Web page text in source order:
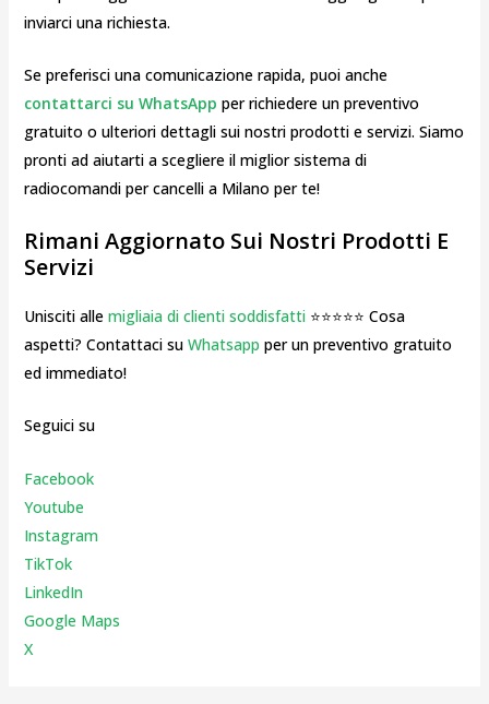
inviarci una richiesta.
Se preferisci una comunicazione rapida, puoi anche
contattarci su WhatsApp per richiedere un preventivo
gratuito o ulteriori dettagli sui nostri prodotti e servizi. Siamo
pronti ad aiutarti a scegliere il miglior sistema di
radiocomandi per cancelli a Milano per te!
Rimani Aggiornato Sui Nostri Prodotti E
Servizi
Unisciti alle migliaia di clienti soddisfatti⭐⭐⭐⭐⭐ Cosa
aspetti? Contattaci su Whatsapp per un preventivo gratuito
ed immediato!
Seguici su
Facebook
Youtube
Instagram
TikTok
LinkedIn
Google Maps
X